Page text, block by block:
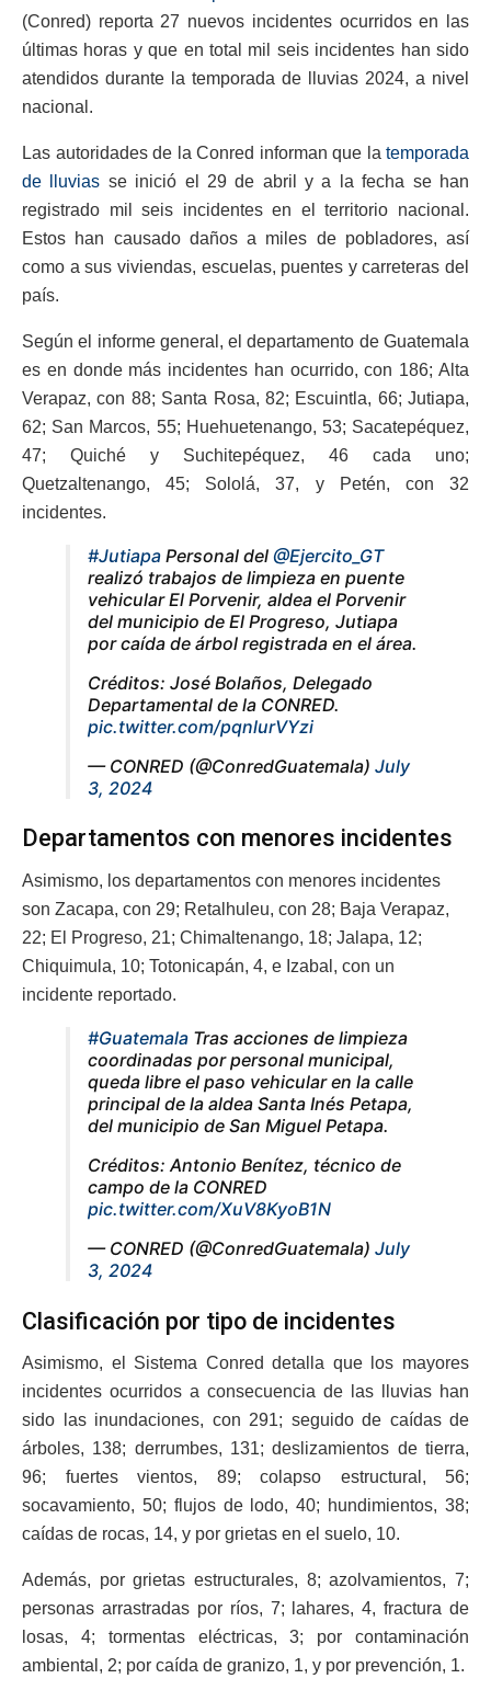
(Conred) reporta 27 nuevos incidentes ocurridos en las
últimas horas y que en total mil seis incidentes han sido
atendidos durante la temporada de lluvias 2024, a nivel
nacional.
Las autoridades de la Conred informan que la temporada
de lluvias se inició el 29 de abril y a la fecha se han
registrado mil seis incidentes en el territorio nacional.
Estos han causado daños a miles de pobladores, así
como a sus viviendas, escuelas, puentes y carreteras del
país.
Según el informe general, el departamento de Guatemala
es en donde más incidentes han ocurrido, con 186; Alta
Verapaz, con 88; Santa Rosa, 82; Escuintla, 66; Jutiapa,
62; San Marcos, 55; Huehuetenango, 53; Sacatepéquez,
47; Quiché y Suchitepéquez, 46 cada uno;
Quetzaltenango, 45; Sololá, 37, y Petén, con 32
incidentes.
#Jutiapa Personal del @Ejercito_GT
realizó trabajos de limpieza en puente
vehicular El Porvenir, aldea el Porvenir
del municipio de El Progreso, Jutiapa
por caída de árbol registrada en el área.
Créditos: José Bolaños, Delegado
Departamental de la CONRED.
pic.twitter.com/pqnlurVYzi
— CONRED (@ConredGuatemala) July
3, 2024
Departamentos con menores incidentes
Asimismo, los departamentos con menores incidentes
son Zacapa, con 29; Retalhuleu, con 28; Baja Verapaz,
22; El Progreso, 21; Chimaltenango, 18; Jalapa, 12;
Chiquimula, 10; Totonicapán, 4, e Izabal, con un
incidente reportado.
#Guatemala Tras acciones de limpieza
coordinadas por personal municipal,
queda libre el paso vehicular en la calle
principal de la aldea Santa Inés Petapa,
del municipio de San Miguel Petapa.
Créditos: Antonio Benítez, técnico de
campo de la CONRED
pic.twitter.com/XuV8KyoB1N
— CONRED (@ConredGuatemala) July
3, 2024
Clasificación por tipo de incidentes
Asimismo, el Sistema Conred detalla que los mayores
incidentes ocurridos a consecuencia de las lluvias han
sido las inundaciones, con 291; seguido de caídas de
árboles, 138; derrumbes, 131; deslizamientos de tierra,
96; fuertes vientos, 89; colapso estructural, 56;
socavamiento, 50; flujos de lodo, 40; hundimientos, 38;
caídas de rocas, 14, y por grietas en el suelo, 10.
Además, por grietas estructurales, 8; azolvamientos, 7;
personas arrastradas por ríos, 7; lahares, 4, fractura de
losas, 4; tormentas eléctricas, 3; por contaminación
ambiental, 2; por caída de granizo, 1, y por prevención, 1.